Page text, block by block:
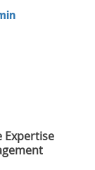
Expertise